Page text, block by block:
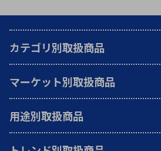
カテゴリ別取扱商品
マーケット別取扱商品
用途別取扱商品